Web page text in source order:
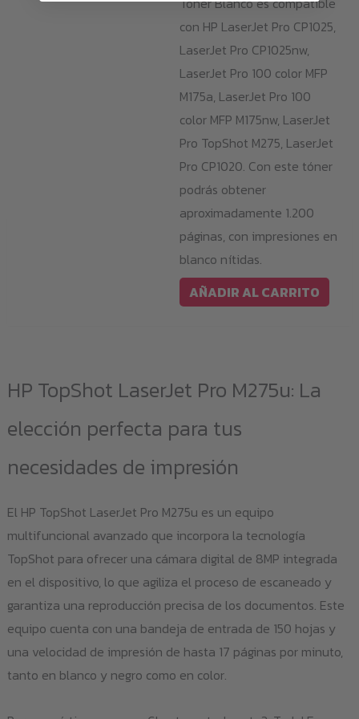
con HP LaserJet Pro CP1025,
LaserJet Pro CP1025nw,
LaserJet Pro 100 color MFP
M175a, LaserJet Pro 100
color MFP M175nw, LaserJet
Pro TopShot M275, LaserJet
Pro CP1020. Con este tóner
podrás obtener
aproximadamente 1.200
páginas, con impresiones en
blanco nítidas.
AÑADIR AL CARRITO
HP TopShot LaserJet Pro M275u: La
elección perfecta para tus
necesidades de impresión
El HP TopShot LaserJet Pro M275u es un equipo
multifuncional avanzado que incorpora la tecnología
TopShot para ofrecer una cámara digital de 8MP integrada
en el dispositivo, lo que agiliza el proceso de escaneado y
garantiza una reproducción precisa de los documentos. Este
equipo cuenta con una bandeja de entrada de 150 hojas y
una velocidad de impresión de hasta 17 páginas por minuto,
tanto en blanco y negro como en color.